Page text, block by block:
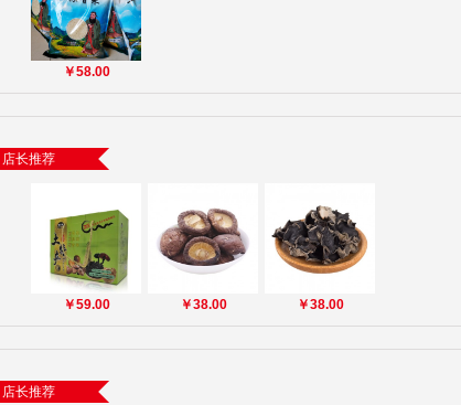
￥58.00
店长推荐
￥59.00 ￥38.00 ￥38.00
店长推荐